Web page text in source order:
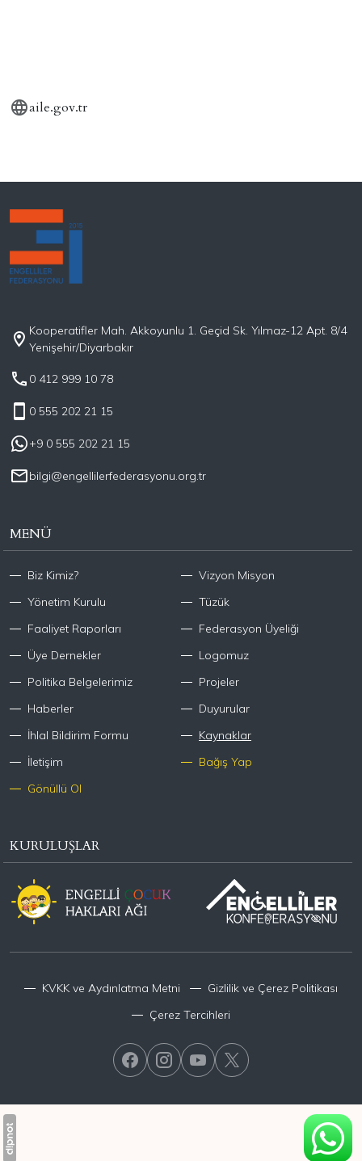
aile.gov.tr
Kooperatifler Mah. Akkoyunlu 1. Geçid Sk. Yılmaz-12 Apt. 8/4
Yenişehir/Diyarbakır
0 412 999 10 78
0 555 202 21 15
+9 0 555 202 21 15
bilgi@engellilerfederasyonu.org.tr
MENÜ
Biz Kimiz?
Vizyon Misyon
Yönetim Kurulu
Tüzük
Faaliyet Raporları
Federasyon Üyeliği
Üye Dernekler
Logomuz
Politika Belgelerimiz
Projeler
Haberler
Duyurular
İhlal Bildirim Formu
Kaynaklar
İletişim
Bağış Yap
Gönüllü Ol
KURULUŞLAR
KVKK ve Aydınlatma Metni
Gizlilik ve Çerez Politikası
Çerez Tercihleri